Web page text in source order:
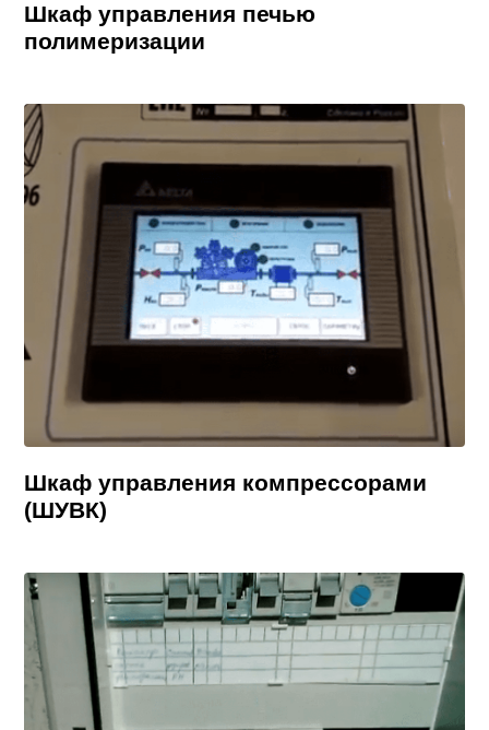
Шкаф управления печью
полимеризации
Шкаф управления компрессорами
(ШУВК)